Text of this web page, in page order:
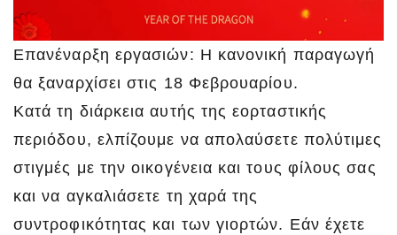
Επανέναρξη εργασιών: Η κανονική παραγωγή
θα ξαναρχίσει στις 18 Φεβρουαρίου.
Κατά τη διάρκεια αυτής της εορταστικής
περιόδου, ελπίζουμε να απολαύσετε πολύτιμες
στιγμές με την οικογένεια και τους φίλους σας
και να αγκαλιάσετε τη χαρά της
συντροφικότητας και των γιορτών. Εάν έχετε